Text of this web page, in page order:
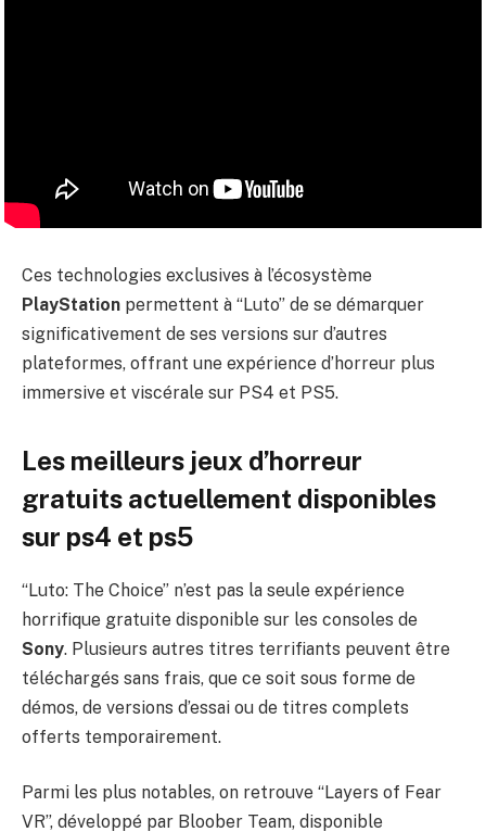
Ces technologies exclusives à l’écosystème
PlayStation permettent à “Luto” de se démarquer
significativement de ses versions sur d’autres
plateformes, offrant une expérience d’horreur plus
immersive et viscérale sur PS4 et PS5.
Les meilleurs jeux d’horreur
gratuits actuellement disponibles
sur ps4 et ps5
“Luto: The Choice” n’est pas la seule expérience
horrifique gratuite disponible sur les consoles de
Sony. Plusieurs autres titres terrifiants peuvent être
téléchargés sans frais, que ce soit sous forme de
démos, de versions d’essai ou de titres complets
offerts temporairement.
Parmi les plus notables, on retrouve “Layers of Fear
VR”, développé par Bloober Team, disponible